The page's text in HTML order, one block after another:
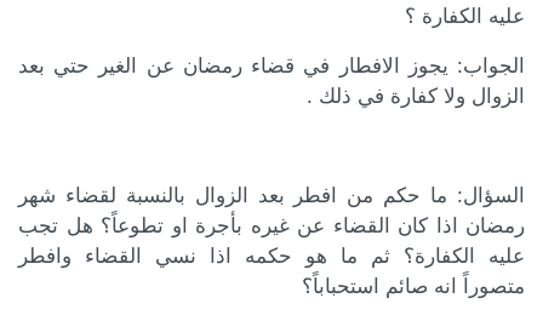
عليه الكفارة ؟
الجواب: يجوز الافطار في قضاء رمضان عن الغير حتي بعد
الزوال ولا كفارة في ذلك .
السؤال: ما حكم من افطر بعد الزوال بالنسبة لقضاء شهر
رمضان اذا كان القضاء عن غيره بأجرة او تطوعاً؟ هل تجب
عليه الكفارة؟ ثم ما هو حكمه اذا نسي القضاء وافطر
متصوراً انه صائم استحباباً؟